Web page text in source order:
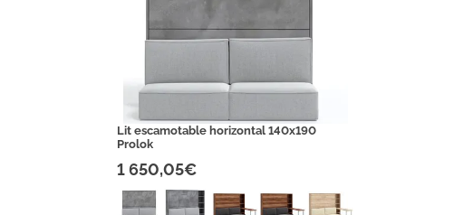
Lit escamotable horizontal 140x190
Prolok
1 650,05€